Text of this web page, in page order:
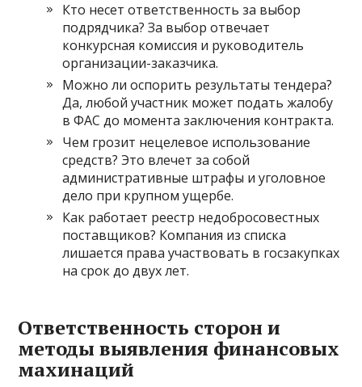
Кто несет ответственность за выбор
подрядчика? За выбор отвечает
конкурсная комиссия и руководитель
организации-заказчика.
Можно ли оспорить результаты тендера?
Да, любой участник может подать жалобу
в ФАС до момента заключения контракта.
Чем грозит нецелевое использование
средств? Это влечет за собой
административные штрафы и уголовное
дело при крупном ущербе.
Как работает реестр недобросовестных
поставщиков? Компания из списка
лишается права участвовать в госзакупках
на срок до двух лет.
Ответственность сторон и
методы выявления финансовых
махинаций